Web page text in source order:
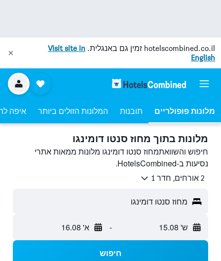
hotelscombined.co.il זמין גם באנגלית. Visit site in
English
מלונות פופולריים תובנות המלונות הזולים ביותר איפה
מלונות בתוך מחוז סנטו דומינגו
חיפוש והשוואתמחוז סנטו דומינגו מלונות ממאות אתרי
נסיעות ב-HotelsCombined.
2 אורחים, חדר 1
מחוז סנטו דומינגו
ש' 15.08 - א' 16.08
חיפוש